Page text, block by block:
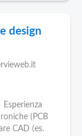
design
(PCB
CAD (es.